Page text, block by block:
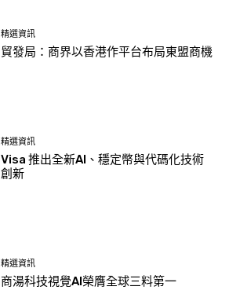
精選資訊
貿發局：商界以香港作平台布局東盟商機
精選資訊
Visa 推出全新AI、穩定幣與代碼化技術
創新
精選資訊
商湯科技視覺AI榮膺全球三料第一